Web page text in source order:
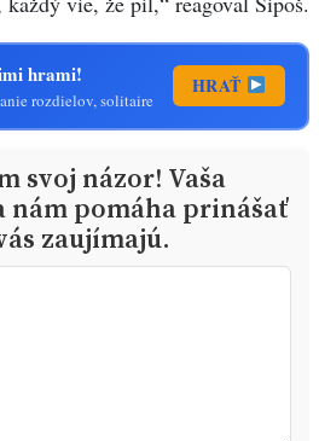
hrami!
rozdielov, solitaire
HRAŤ
svoj názor! Vaša
nám pomáha prinášať
zaujímajú.